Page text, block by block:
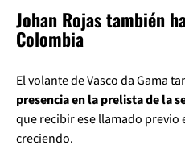
Johan Rojas también
Colombia
El volante de Vasco da Gama
presencia en la prelista de la
que recibir ese llamado previo
creciendo.